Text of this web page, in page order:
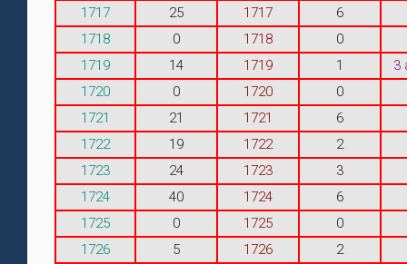
1717
25 1717
6
1718
0 1718
0
1719
14 1719 1
3
1720
0 1720
0
1721
21 1721
6
1722
19 1722
2
1723
24 1723
3
1724
40 1724
6
1725
0 1725
0
1726
5 1726
2